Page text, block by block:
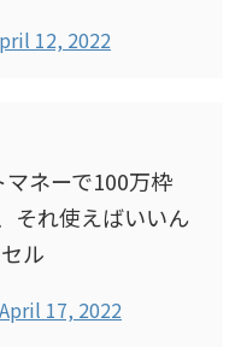
12, 2022
ネーで100万枠
それ使えばいいん
ル
April 17, 2022